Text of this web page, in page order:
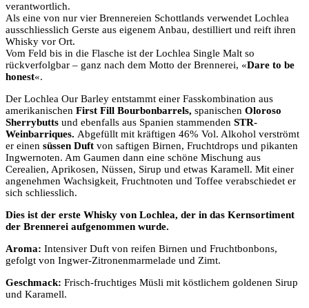
verantwortlich.
Als eine von nur vier Brennereien Schottlands verwendet Lochlea
ausschliesslich Gerste aus eigenem Anbau, destilliert und reift ihren
Whisky vor Ort.
Vom Feld bis in die Flasche ist der Lochlea Single Malt so
rückverfolgbar – ganz nach dem Motto der Brennerei, «Dare to be
honest«.
Der Lochlea Our Barley entstammt einer Fasskombination aus
amerikanischen First Fill Bourbonbarrels, spanischen Oloroso
Sherrybutts und ebenfalls aus Spanien stammenden STR-
Weinbarriques. Abgefüllt mit kräftigen 46% Vol. Alkohol verströmt
er einen süssen Duft von saftigen Birnen, Fruchtdrops und pikanten
Ingwernoten. Am Gaumen dann eine schöne Mischung aus
Cerealien, Aprikosen, Nüssen, Sirup und etwas Karamell. Mit einer
angenehmen Wachsigkeit, Fruchtnoten und Toffee verabschiedet er
sich schliesslich.
Dies ist der erste Whisky von Lochlea, der in das Kernsortiment
der Brennerei aufgenommen wurde.
Aroma: Intensiver Duft von reifen Birnen und Fruchtbonbons,
gefolgt von Ingwer-Zitronenmarmelade und Zimt.
Geschmack: Frisch-fruchtiges Müsli mit köstlichem goldenen Sirup
und Karamell.